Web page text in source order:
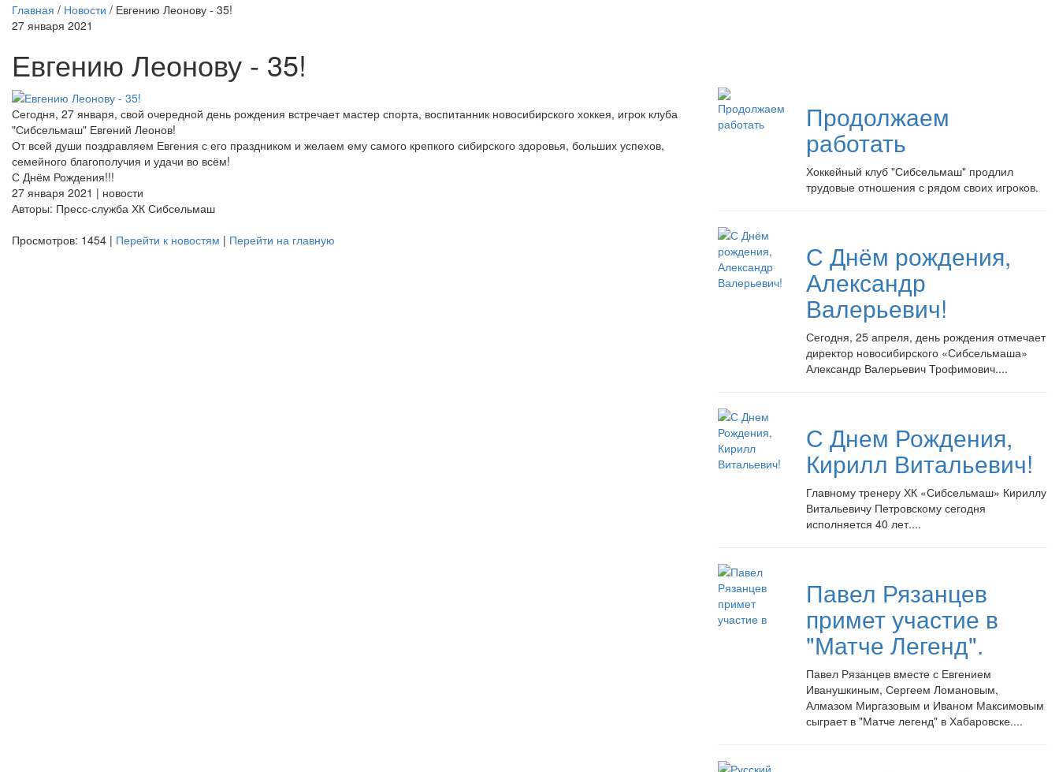
Главная / Новости / Евгению Леонову - 35!
27 января 2021
Евгению Леонову - 35!
Сегодня, 27 января, свой очередной день рождения встречает мастер спорта, воспитанник новосибирского хоккея, игрок клуба
"Сибсельмаш" Евгений Леонов!
От всей души поздравляем Евгения с его праздником и желаем ему самого крепкого сибирского здоровья, больших успехов,
семейного благополучия и удачи во всём!
С Днём Рождения!!!
27 января 2021 | новости
Авторы: Пресс-служба ХК Сибсельмаш
Просмотров: 1454 | Перейти к новостям | Перейти на главную
Продолжаем
работать
Хоккейный клуб "Сибсельмаш" продлил
трудовые отношения с рядом своих игроков.
С Днём рождения,
Александр
Валерьевич!
Сегодня, 25 апреля, день рождения отмечает
директор новосибирского «Сибсельмаша»
Александр Валерьевич Трофимович....
С Днем Рождения,
Кирилл Витальевич!
Главному тренеру ХК «Сибсельмаш» Кириллу
Витальевичу Петровскому сегодня
исполняется 40 лет....
Павел Рязанцев
примет участие в
"Матче Легенд".
Павел Рязанцев вместе с Евгением
Иванушкиным, Сергеем Ломановым,
Алмазом Миргазовым и Иваном Максимовым
сыграет в "Матче легенд" в Хабаровске....